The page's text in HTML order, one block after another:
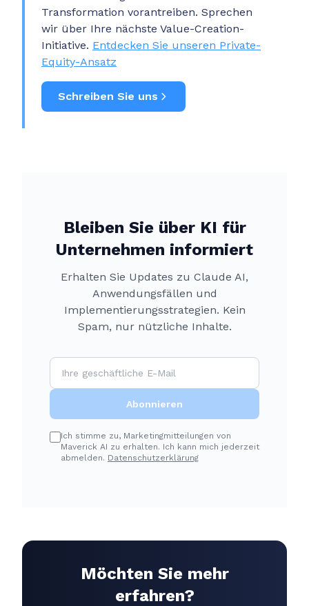
Transformation vorantreiben. Sprechen
wir über Ihre nächste Value-Creation-
Initiative. Entdecken Sie unseren Private-
Equity-Ansatz
Schreiben Sie uns
Bleiben Sie über KI für
Unternehmen informiert
Erhalten Sie Updates zu Claude AI,
Anwendungsfällen und
Implementierungsstrategien. Kein
Spam, nur nützliche Inhalte.
Abonnieren
Ich stimme zu, Marketingmitteilungen von
Maverick AI zu erhalten. Ich kann mich jederzeit
abmelden. Datenschutzerklärung
Möchten Sie mehr
erfahren?